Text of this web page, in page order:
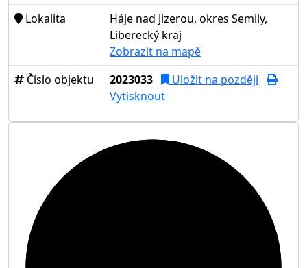
Lokalita
Háje nad Jizerou, okres Semily,
Liberecký kraj
Zobrazit na mapě
Číslo objektu
2023033
Uložit na později
Vytisknout